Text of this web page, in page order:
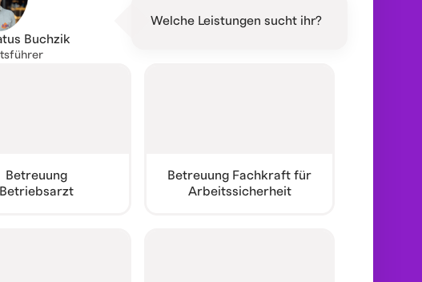
Buchzik
Welche Leistungen sucht ihr?
Betreuung
Betriebsarzt
Betreuung Fachkraft für
Arbeitssicherheit